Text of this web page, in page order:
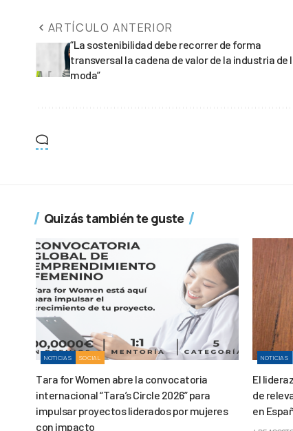
ARTÍCULO ANTERIOR
“La sostenibilidad debe recorrer de forma
transversal la cadena de valor de la industria de
moda”
Quizás también te guste
NOTICIAS SOCIAL
Tara for Women abre la convocatoria
internacional “Tara’s Circle 2026” para
impulsar proyectos liderados por mujeres
con impacto
NOTICIAS
El
de
en